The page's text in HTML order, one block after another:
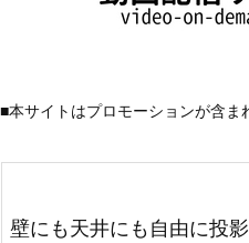
■本サイトはプロモーションが含ま
壁にも天井にも自由に投